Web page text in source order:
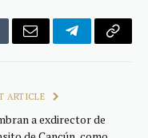
Email TelegramCopy
ARTICLE
a exdirector de